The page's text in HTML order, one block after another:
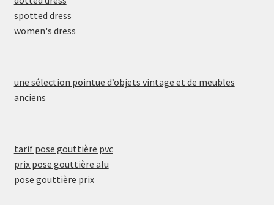
spotted dress
women's dress
une sélection pointue d’objets vintage et de meubles
anciens
tarif pose gouttière pvc
prix pose gouttière alu
pose gouttière prix